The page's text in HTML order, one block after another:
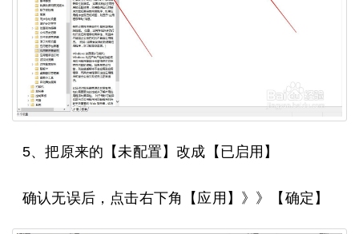
5、把原来的【未配置】改成【已启用】
确认无误后，点击右下角【应用】》》【确定】